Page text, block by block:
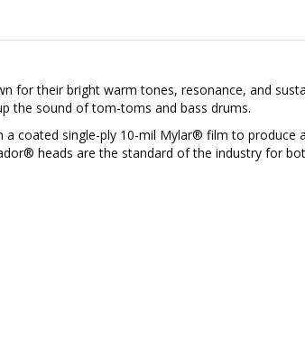
for their bright warm tones, resonance, and
the sound of tom-toms and bass drums.
coated single-ply 10-mil Mylar® film to produce
heads are the standard of the industry for